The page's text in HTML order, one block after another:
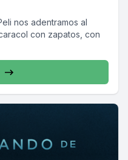
nos adentramos al
con zapatos, con